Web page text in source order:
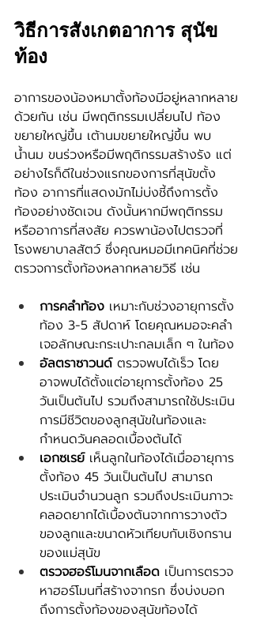
วิธีการสังเกตอาการ สุนัข
ท้อง
อาการของน้องหมาตั้งท้องมีอยู่หลากหลาย
ด้วยกัน เช่น มีพฤติกรรมเปลี่ยนไป ท้อง
ขยายใหญ่ขึ้น เต้านมขยายใหญ่ขึ้น พบ
น้ำนม ขนร่วงหรือมีพฤติกรรมสร้างรัง แต่
อย่างไรก็ดีในช่วงแรกของการที่สุนัขตั้ง
ท้อง อาการที่แสดงมักไม่บ่งชี้ถึงการตั้ง
ท้องอย่างชัดเจน ดังนั้นหากมีพฤติกรรม
หรืออาการที่สงสัย ควรพาน้องไปตรวจที่
โรงพยาบาลสัตว์ ซึ่งคุณหมอมีเทคนิคที่ช่วย
ตรวจการตั้งท้องหลากหลายวิธี เช่น
การคลำท้อง เหมาะกับช่วงอายุการตั้ง
ท้อง 3-5 สัปดาห์ โดยคุณหมอจะคลำ
เจอลักษณะกระเปาะกลมเล็ก ๆ ในท้อง
อัลตราซาวนด์ ตรวจพบได้เร็ว โดย
อาจพบได้ตั้งแต่อายุการตั้งท้อง 25
วันเป็นต้นไป รวมถึงสามารถใช้ประเมิน
การมีชีวิตของลูกสุนัขในท้องและ
กำหนดวันคลอดเบื้องต้นได้
เอกซเรย์ เห็นลูกในท้องได้เมื่ออายุการ
ตั้งท้อง 45 วันเป็นต้นไป สามารถ
ประเมินจำนวนลูก รวมถึงประเมินภาวะ
คลอดยากได้เบื้องต้นจากการวางตัว
ของลูกและขนาดหัวเทียบกับเชิงกราน
ของแม่สุนัข
ตรวจฮอร์โมนจากเลือด เป็นการตรวจ
หาฮอร์โมนที่สร้างจากรก ซึ่งบ่งบอก
ถึงการตั้งท้องของสุนัขท้องได้